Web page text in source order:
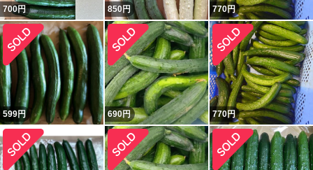
700円 850円 770円
599円 690円 770円